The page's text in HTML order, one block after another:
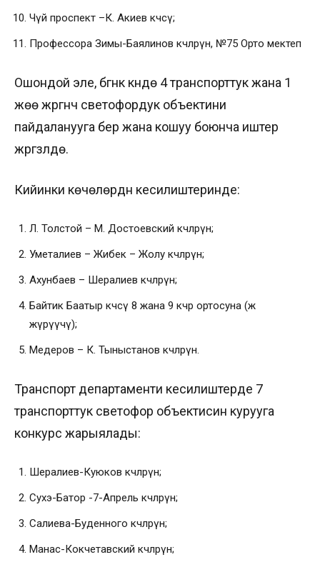
Чүй проспект –К. Акиев көчөсү;
Профессора Зимы-Баялинов көчөлөрүнө, №75 Орто мектеп
Ошондой эле, бүгүнкү күндө 4 транспорттук жана 1
жөө жүргүнчү светофордук объектини
пайдаланууга берүү жана кошуу боюнча иштер
жүргүзүлүүдө.
Кийинки көчөлөрдүн кесилиштеринде:
Л. Толстой – М. Достоевский көчөлөрүнө;
Уметалиев – Жибек – Жолу көчөлөрүнө;
Ахунбаев – Шералиев көчөлөрүнө;
Байтик Баатыр көчөсү 8 жана 9 кчр ортосуна (жөө
жүрүүчү);
Медеров – К. Тыныстанов көчөлөрүнө.
Транспорт департаменти кесилиштерде 7
транспорттук светофор объектисин курууга
конкурс жарыялады:
Шералиев-Куюков көчөлөрүнө;
Сухэ-Батор -7-Апрель көчөлөрүнө;
Салиева-Буденного көчөлөрүнө;
Манас-Кокчетавский көчөлөрүнө;